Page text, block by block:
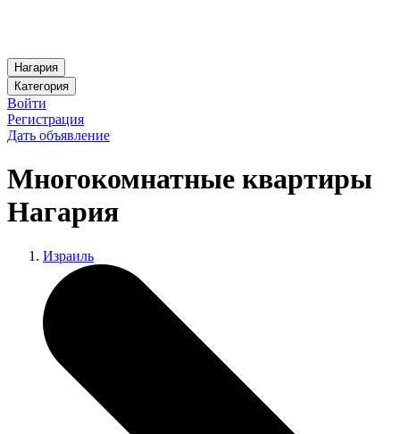
Нагария
Категория
Войти
Регистрация
Дать объявление
Многокомнатные квартиры
Нагария
Израиль